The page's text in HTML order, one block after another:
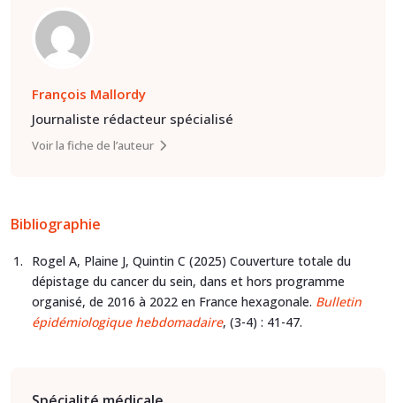
François Mallordy
Journaliste rédacteur spécialisé
Voir la fiche de l’auteur
Bibliographie
Rogel A, Plaine J, Quintin C (2025) Couverture totale du
dépistage du cancer du sein, dans et hors programme
organisé, de 2016 à 2022 en France hexagonale. Bulletin
épidémiologique hebdomadaire, (3-4) : 41-47.